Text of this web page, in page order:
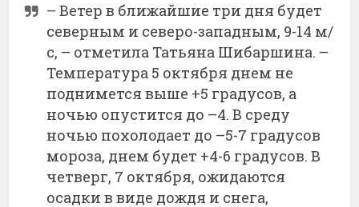
– Ветер в ближайшие три дня будет
северным и северо-западным, 9-14 м/
с, – отметила Татьяна Шибаршина. –
Температура 5 октября днем не
поднимется выше +5 градусов, а
ночью опустится до –4. В среду
ночью похолодает до –5-7 градусов
мороза, днем будет +4-6 градусов. В
четверг, 7 октября, ожидаются
осадки в виде дождя и снега,